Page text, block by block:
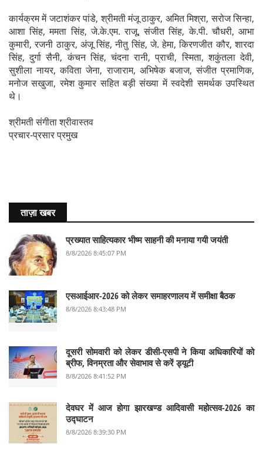
कार्यक्रम में जटाशंकर पांडे, श्रीमती मंजू ठाकुर, अमित मिश्रा, सरोज सिन्हा,
आशा सिंह, ममता सिंह, जे.के.एम. राजू, संजीत सिंह, के.पी. चौधरी, आभा
कुमारी, रजनी ठाकुर, अंजू सिंह, नीतु सिंह, जे. हेमा, किरणजीत कौर, शारदा
सिंह, दुर्गा सैनी, कंचन सिंह, चंदना रानी, प्राची, स्मिता, शकुंतला देवी,
सुशीला नायर, कविता जेना, राजाराम, अभिषेक बजाज, संजीत प्रमाणिक,
मनोज सखुजा, रमेश कुमार सहित बड़ी संख्या में स्वदेशी समर्थक उपस्थित
थे।
श्रीमती संगीता श्रीवास्तव
प्रचार-प्रसार प्रमुख
ताज़ा खबर
प्रख्यात साहित्यकार भीष्म साहनी की मनाया गयी जयंती
8/8/2026 8:45:07 PM
एसआईआर-2026 को लेकर समाहरणालय में समीक्षा बैठक
8/8/2026 8:43:48 PM
दूसरी सोमवारी को लेकर डीसी-एसपी ने किया अधिकारियों को
ब्रीफ, विनम्रता और सेवाभाव से करें ड्यूटी
8/8/2026 8:41:52 PM
देवघर में आज होगा झारखण्ड आदिवासी महोत्सव-2026 का
उद्घाटन
8/8/2026 8:39:30 PM